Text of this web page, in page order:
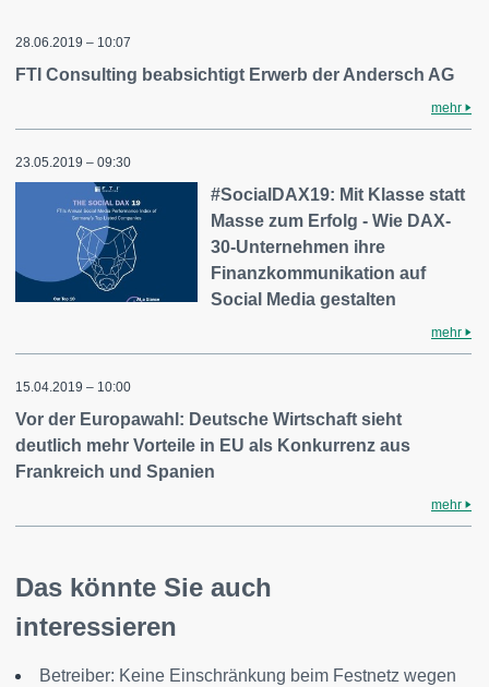
28.06.2019 – 10:07
FTI Consulting beabsichtigt Erwerb der Andersch AG
mehr
23.05.2019 – 09:30
#SocialDAX19: Mit Klasse statt
Masse zum Erfolg - Wie DAX-
30-Unternehmen ihre
Finanzkommunikation auf
Social Media gestalten
mehr
15.04.2019 – 10:00
Vor der Europawahl: Deutsche Wirtschaft sieht
deutlich mehr Vorteile in EU als Konkurrenz aus
Frankreich und Spanien
mehr
Das könnte Sie auch
interessieren
Betreiber: Keine Einschränkung beim Festnetz wegen